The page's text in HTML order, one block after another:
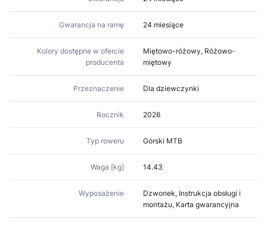
Gwarancja na ramę 24 miesiące
Kolory dostępne w ofercie
producenta
Miętowo-różowy, Różowo-
miętowy
Przeznaczenie Dla dziewczynki
Rocznik 2026
Typ roweru Górski MTB
Waga [kg] 14.43
Wyposażenie
Dzwonek, Instrukcja obsługi i
montażu, Karta gwarancyjna